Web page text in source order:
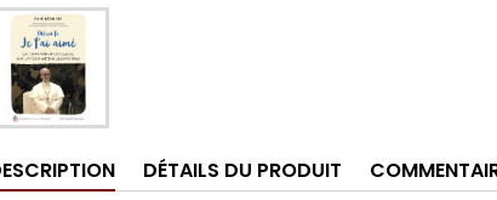
DÉTAILS DU PRODUIT